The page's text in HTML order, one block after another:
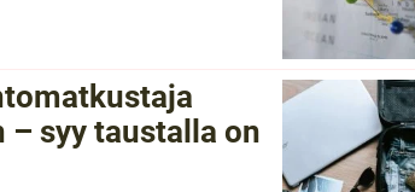
– syy taustalla on